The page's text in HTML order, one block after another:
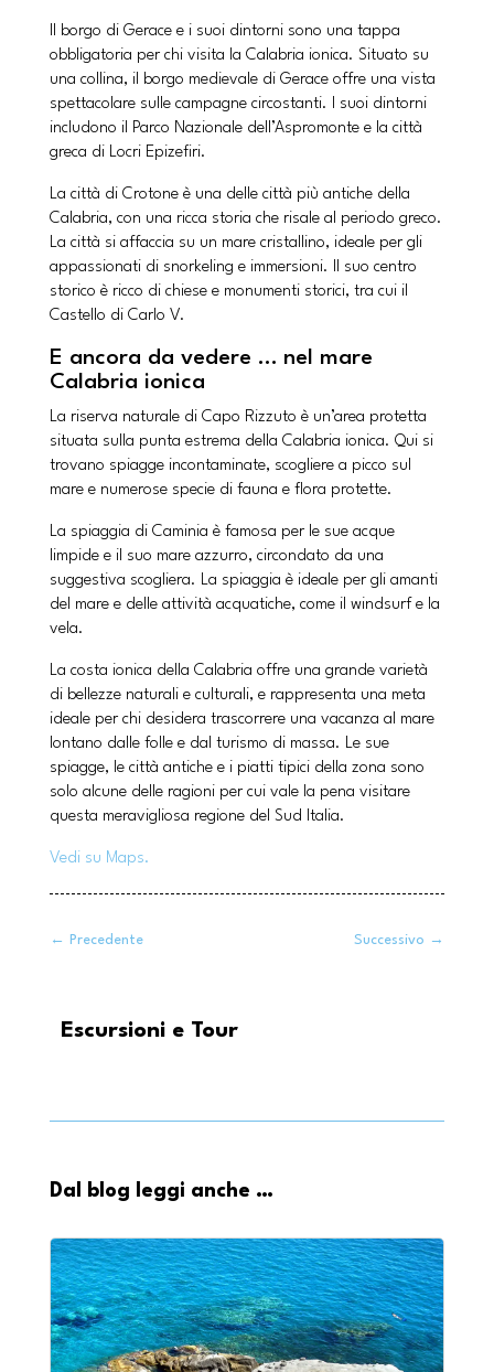
Il borgo di Gerace e i suoi dintorni sono una tappa
obbligatoria per chi visita la Calabria ionica. Situato su
una collina, il borgo medievale di Gerace offre una vista
spettacolare sulle campagne circostanti. I suoi dintorni
includono il Parco Nazionale dell’Aspromonte e la città
greca di Locri Epizefiri.
La città di Crotone è una delle città più antiche della
Calabria, con una ricca storia che risale al periodo greco.
La città si affaccia su un mare cristallino, ideale per gli
appassionati di snorkeling e immersioni. Il suo centro
storico è ricco di chiese e monumenti storici, tra cui il
Castello di Carlo V.
E ancora da vedere … nel mare
Calabria ionica
La riserva naturale di Capo Rizzuto è un’area protetta
situata sulla punta estrema della Calabria ionica. Qui si
trovano spiagge incontaminate, scogliere a picco sul
mare e numerose specie di fauna e flora protette.
La spiaggia di Caminia è famosa per le sue acque
limpide e il suo mare azzurro, circondato da una
suggestiva scogliera. La spiaggia è ideale per gli amanti
del mare e delle attività acquatiche, come il windsurf e la
vela.
La costa ionica della Calabria offre una grande varietà
di bellezze naturali e culturali, e rappresenta una meta
ideale per chi desidera trascorrere una vacanza al mare
lontano dalle folle e dal turismo di massa. Le sue
spiagge, le città antiche e i piatti tipici della zona sono
solo alcune delle ragioni per cui vale la pena visitare
questa meravigliosa regione del Sud Italia.
Vedi su Maps.
← Precedente Successivo →
Escursioni e Tour
Dal blog leggi anche …